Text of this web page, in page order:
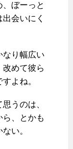
ぼーっと
会いにく
なり幅広い
改めて彼ら
よね。
うのは、
ら、とかも
い。